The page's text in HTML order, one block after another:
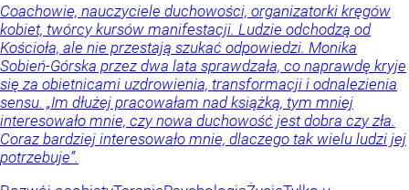
Coachowie, nauczyciele duchowości, organizatorki kręgów
kobiet, twórcy kursów manifestacji. Ludzie odchodzą od
Kościoła, ale nie przestają szukać odpowiedzi. Monika
Sobień-Górska przez dwa lata sprawdzała, co naprawdę kryje
się za obietnicami uzdrowienia, transformacji i odnalezienia
sensu. „Im dłużej pracowałam nad książką, tym mniej
interesowało mnie, czy nowa duchowość jest dobra czy zła.
Coraz bardziej interesowało mnie, dlaczego tak wielu ludzi jej
potrzebuje”.